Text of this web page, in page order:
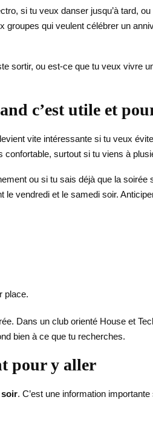
si tu veux danser jusqu’à tard,
qui veulent célébrer un
sortir, ou est-ce que tu veux vivre
c’est utile et
vite intéressante si tu veux
confortable, surtout si tu viens à
ou si tu sais déjà que la
vendredi et le samedi soir.
place.
Dans un club orienté House et
bien à ce que tu recherches.
pour y aller
soir. C’est une information